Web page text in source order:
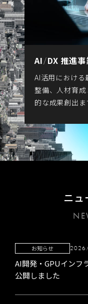
AI/DX 推進事
AI活用におけ
整備、人材育
的な成果創出ま
ニュ
お知らせ
AI開発・GPUインフ
公開しました